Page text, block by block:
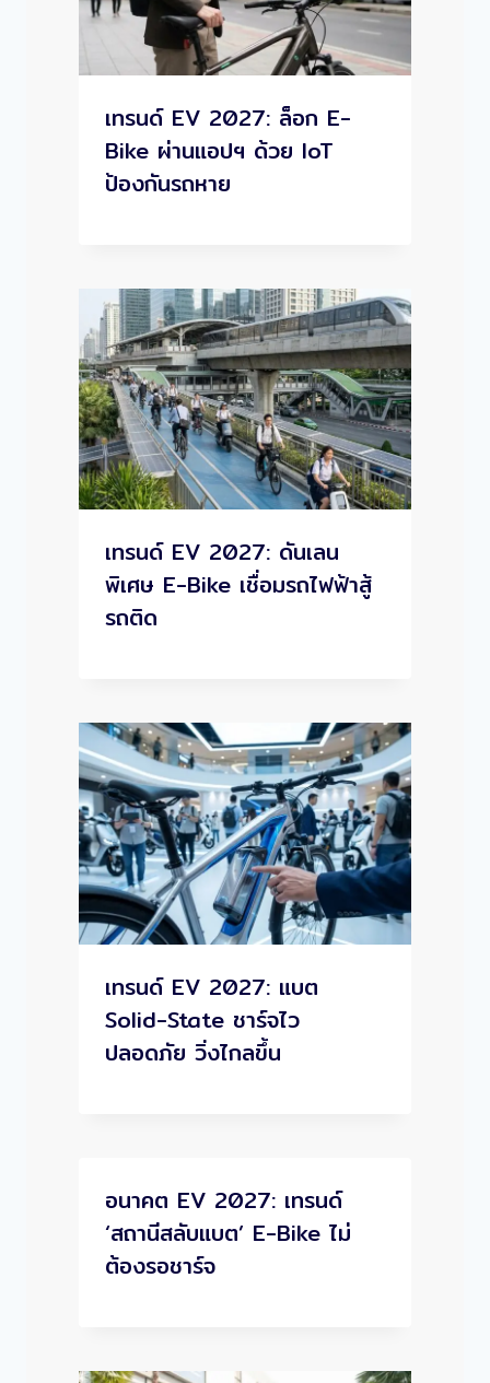
เทรนด์ EV 2027: ล็อก E-
Bike ผ่านแอปฯ ด้วย IoT
ป้องกันรถหาย
เทรนด์ EV 2027: ดันเลน
พิเศษ E-Bike เชื่อมรถไฟฟ้าสู้
รถติด
เทรนด์ EV 2027: แบต
Solid-State ชาร์จไว
ปลอดภัย วิ่งไกลขึ้น
อนาคต EV 2027: เทรนด์
‘สถานีสลับแบต’ E-Bike ไม่
ต้องรอชาร์จ